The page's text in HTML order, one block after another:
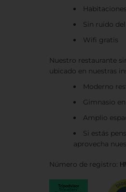
Sin ruido del
Wifi gratis
Nuestro restaurante
ubicado en nuestras
Moderno
Gimnasio
Amplio
Si estás
aprovecha
Número de registro: